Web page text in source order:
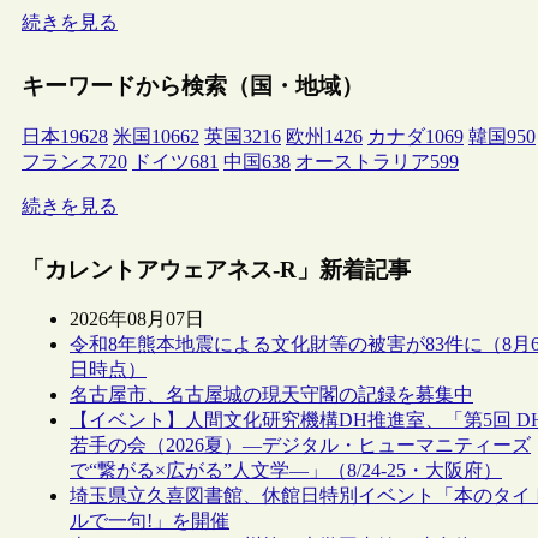
続きを見る
キーワードから検索（国・地域）
日本19628 米国 10662 英国3216 欧州 1426 カナダ1069 韓国950
フランス720 ドイツ681 中国638 オーストラリア599
続きを見る
「カレントアウェアネス-R」新着記事
2026年08月07日
令和8年熊本地震による文化財等の被害が83件に（8月
日時点）
名古屋市、名古屋城の現天守閣の記録を募集中
【イベント】人間文化研究機構DH推進室、「第5回
若手の会（2026夏）―デジタル・ヒューマニティーズ
で“繋がる×広がる”人文学―」（8/24-25・大阪府）
埼玉県立久喜図書館、休館日特別イベント「本のタイ
ルで一句!」を開催